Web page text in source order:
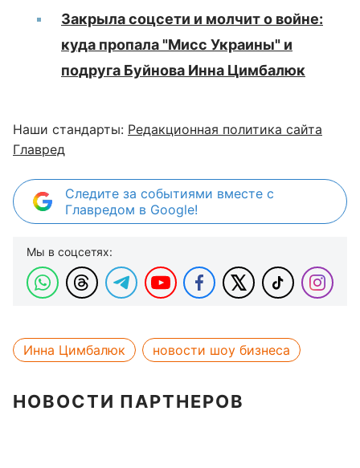
Закрыла соцсети и молчит о войне:
куда пропала "Мисс Украины" и
подруга Буйнова Инна Цимбалюк
Наши стандарты: Редакционная политика сайта
Главред
Следите за событиями вместе с
Главредом в Google!
Мы в соцсетях:
Инна Цимбалюк новости шоу бизнеса
НОВОСТИ ПАРТНЕРОВ